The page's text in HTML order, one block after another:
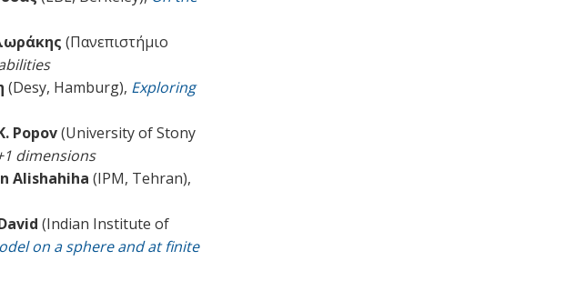
(Πανεπιστήμιο
(Desy, Hamburg), Exploring
Popov(University of Stony
dimensions
Alishahiha (IPM, Tehran),
(Indian Institute of
on a sphere and at finite